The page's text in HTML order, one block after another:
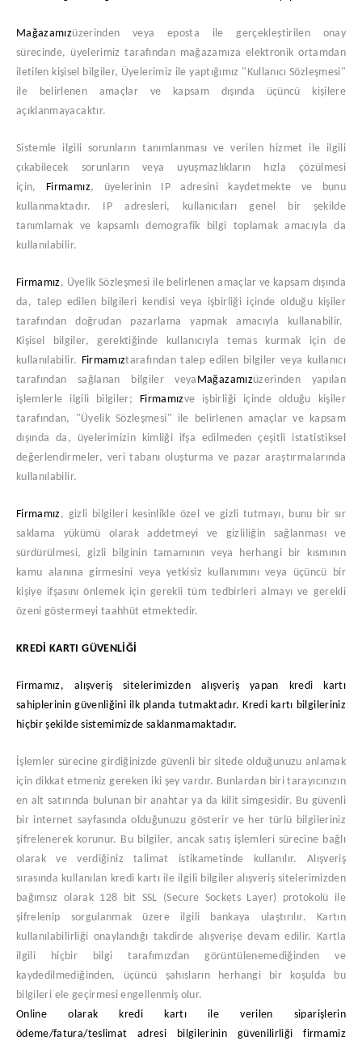
Mağazamızüzerinden veya eposta ile gerçekleştirilen onay
sürecinde, üyelerimiz tarafından mağazamıza elektronik ortamdan
iletilen kişisel bilgiler, Üyelerimiz ile yaptığımız "Kullanıcı Sözleşmesi"
ile belirlenen amaçlar ve kapsam dışında üçüncü kişilere
açıklanmayacaktır.
Sistemle ilgili sorunların tanımlanması ve verilen hizmet ile ilgili
çıkabilecek sorunların veya uyuşmazlıkların hızla çözülmesi
için, Firmamız, üyelerinin IP adresini kaydetmekte ve bunu
kullanmaktadır. IP adresleri, kullanıcıları genel bir şekilde
tanımlamak ve kapsamlı demografik bilgi toplamak amacıyla da
kullanılabilir.
Firmamız, Üyelik Sözleşmesi ile belirlenen amaçlar ve kapsam dışında
da, talep edilen bilgileri kendisi veya işbirliği içinde olduğu kişiler
tarafından doğrudan pazarlama yapmak amacıyla kullanabilir.
Kişisel bilgiler, gerektiğinde kullanıcıyla temas kurmak için de
kullanılabilir. Firmamıztarafından talep edilen bilgiler veya kullanıcı
tarafından sağlanan bilgiler veya Mağazamızüzerinden yapılan
işlemlerle ilgili bilgiler; Firmamızve işbirliği içinde olduğu kişiler
tarafından, "Üyelik Sözleşmesi" ile belirlenen amaçlar ve kapsam
dışında da, üyelerimizin kimliği ifşa edilmeden çeşitli istatistiksel
değerlendirmeler, veri tabanı oluşturma ve pazar araştırmalarında
kullanılabilir.
Firmamız, gizli bilgileri kesinlikle özel ve gizli tutmayı, bunu bir sır
saklama yükümü olarak addetmeyi ve gizliliğin sağlanması ve
sürdürülmesi, gizli bilginin tamamının veya herhangi bir kısmının
kamu alanına girmesini veya yetkisiz kullanımını veya üçüncü bir
kişiye ifşasını önlemek için gerekli tüm tedbirleri almayı ve gerekli
özeni göstermeyi taahhüt etmektedir.
KREDİ KARTI GÜVENLİĞİ
Firmamız, alışveriş sitelerimizden alışveriş yapan kredi kartı
sahiplerinin güvenliğini ilk planda tutmaktadır. Kredi kartı bilgileriniz
hiçbir şekilde sistemimizde saklanmamaktadır.
İşlemler sürecine girdiğinizde güvenli bir sitede olduğunuzu anlamak
için dikkat etmeniz gereken iki şey vardır. Bunlardan biri tarayıcınızın
en alt satırında bulunan bir anahtar ya da kilit simgesidir. Bu güvenli
bir internet sayfasında olduğunuzu gösterir ve her türlü bilgileriniz
şifrelenerek korunur. Bu bilgiler, ancak satış işlemleri sürecine bağlı
olarak ve verdiğiniz talimat istikametinde kullanılır. Alışveriş
sırasında kullanılan kredi kartı ile ilgili bilgiler alışveriş sitelerimizden
bağımsız olarak 128 bit SSL (Secure Sockets Layer) protokolü ile
şifrelenip sorgulanmak üzere ilgili bankaya ulaştırılır. Kartın
kullanılabilirliği onaylandığı takdirde alışverişe devam edilir. Kartla
ilgili hiçbir bilgi tarafımızdan görüntülenemediğinden ve
kaydedilmediğinden, üçüncü şahısların herhangi bir koşulda bu
bilgileri ele geçirmesi engellenmiş olur.
Online olarak kredi kartı ile verilen siparişlerin
ödeme/fatura/teslimat adresi bilgilerinin güvenilirliği firmamiz